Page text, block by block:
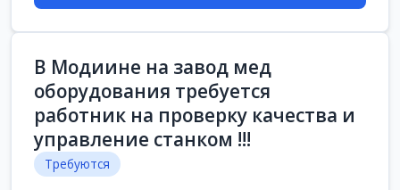
В Модиине на завод мед
оборудования требуется
работник на проверку качества и
управление станком !!!
Требуются